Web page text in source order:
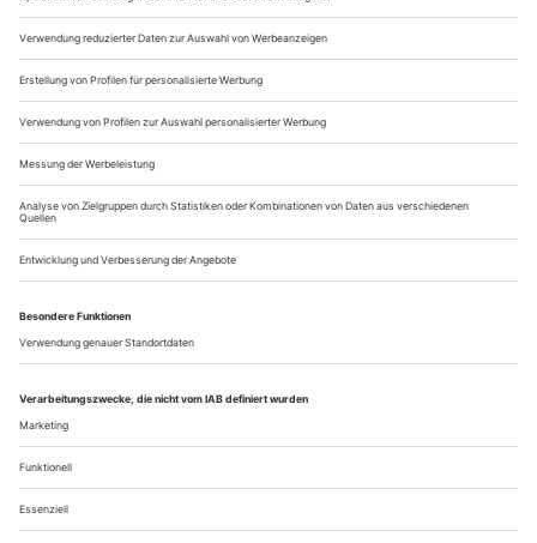
Europa eine Bühne nach der anderen ihre Türen
coronabedingt schließen musste.Wir waren definitiv eine der
letzten Kompanien, die in den totalen...
Shale Wagman
Wir haben Tanzkünstler und -künstlerinnen gefragt: «Was war
produktiv? Was nehmen Sie mit? Was erwarten Sie für die nähere
Zukunft?»
Ich bin vor Kurzem nach München gezogen und gewöhne
mich seither an mein neues Leben hier, an neue Menschen,
Chancen, und Erfahrungen – und das alles im Licht der
derzeitigen Umstände. Jeden Tag verbeuge ich mich in
Dankbarkeit vor dem hiesigen Opernhaus. Ich durfte hier
wunderbare Momente erleben, ein völlig neues Stück mit
Andrey Kaydanovskiy kreieren oder, ganz...
Über uns Kontakt Kritikerumfrage Newsletter